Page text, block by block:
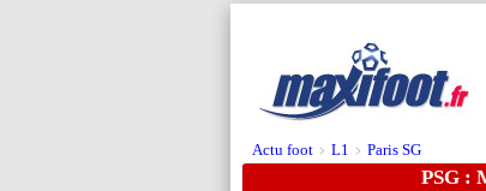
Actu foot > L1 > Paris SG
PSG :